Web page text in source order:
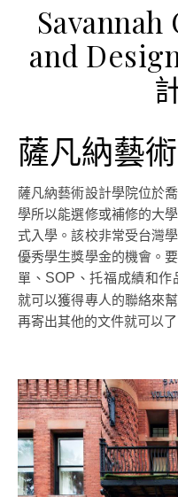
and
薩凡納藝
薩凡納藝術設計學院位於喬治亞州，是一所綜合性質的藝術大
學所以能選修或補修的大
式入學。該校非常受台灣
優秀學生獎學金的機會。
單、 SOP 、托福成績和
就可以獲得專人的聯絡來
再寄出其他的文件就可以了